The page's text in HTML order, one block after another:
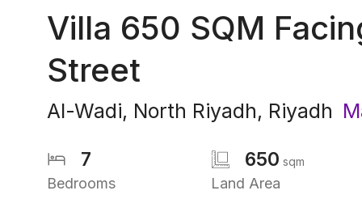
Villa 650 SQM
Street
Al-Wadi, North Riyadh, Riyadh
7
Bedrooms
650 sqm
Land Area